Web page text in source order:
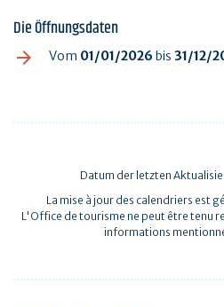
Die Öffnungsdaten
Vom 01/01/2026 bis 31/12/
Datum der letzten
La mise à jour des calendriers est
L'Office de tourisme ne peut être tenu
informations